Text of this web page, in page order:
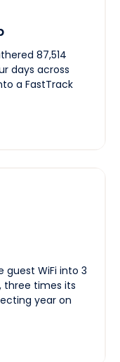
87,514
days across
a FastTrack
guest WiFi into 3
three times its
year on